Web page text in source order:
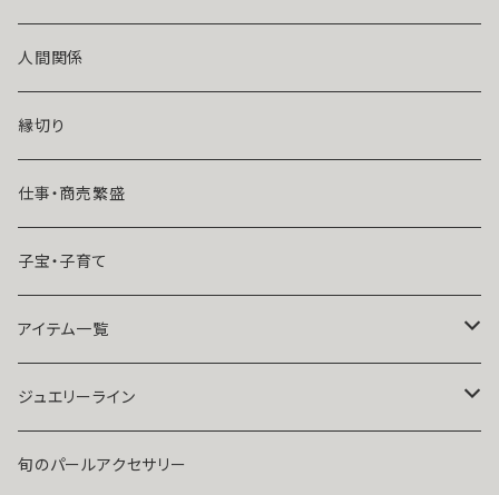
風水師さくら
魔術師恋雪
魔術師N.Kelly
魔術師Sara Serendipity
祈祷師澪央
ユタ玉城陽
ライバルの居る恋（略奪したい）
年齢差のある恋（年上・年下）
マンネリ気味の恋
遠距離
復縁したい・取り戻したい愛情
人に言えない関係
出会いが欲しい
人間関係
縁切り
仕事・商売繁盛
子宝・子育て
アイテム一覧
ネックレス
ブレスレット・アンクレット
ジュエリーライン
Ｋ１０
旬のパールアクセサリー